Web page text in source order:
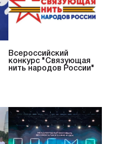
Всероссийский
конкурс "Связующая
нить народов России"